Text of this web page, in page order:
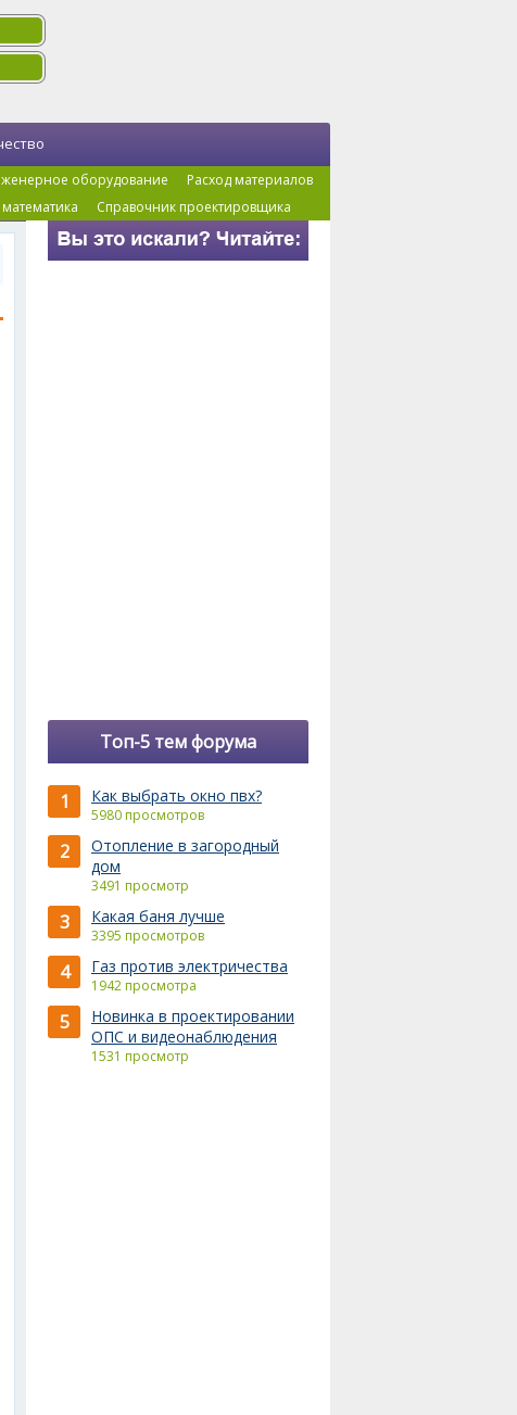
оборудование
Расход материалов
Справочник проектировщика
Топ-5 тем форума
1 Как выбрать окно пвх?
5980 просмотров
2
Отопление в загородный
дом
3491 просмотр
3 Какая баня лучше
3395 просмотров
4 Газ против электричества
1942 просмотра
5
Новинка в проектировании
ОПС и видеонаблюдения
1531 просмотр